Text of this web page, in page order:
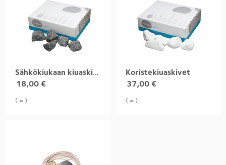
Sähkökiukaan kiuaskivet
18,00 €
( = )
Koristekiuaskivet
37,00 €
( = )